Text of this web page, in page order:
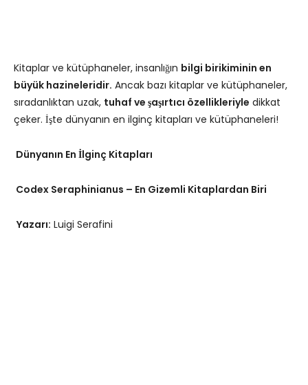
Kitaplar ve kütüphaneler, insanlığın bilgi birikiminin en
büyük hazineleridir. Ancak bazı kitaplar ve kütüphaneler,
sıradanlıktan uzak, tuhaf ve şaşırtıcı özellikleriyle dikkat
çeker. İşte dünyanın en ilginç kitapları ve kütüphaneleri!
Dünyanın En İlginç Kitapları
Codex Seraphinianus – En Gizemli Kitaplardan Biri
Yazarı: Luigi Serafini